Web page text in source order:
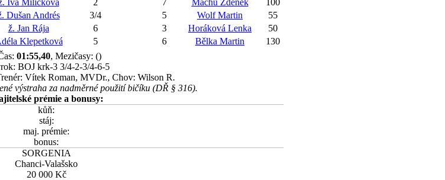
Iva Miličková 2 7 Machů Zdeněk
100
Dušan Andrés 3/4 5 Wolf Martin
55
ž. Jan Rája 6 3 Horáková Lenka
50
Klepetková 5 6 Bělka Martin
130
01:55,40, Mezičasy: ()
BOJ krk-3 3/4-2-3/4-6-5
Vítek Roman, MVDr., Chov: Wilson R.
výstraha za nadměrné použití bičíku (DŘ § 316).
prémie a bonusy:
kůň:
stáj:
maj. prémie:
bonus:
SORGENIA
Chanci-Valašsko
20 000 Kč